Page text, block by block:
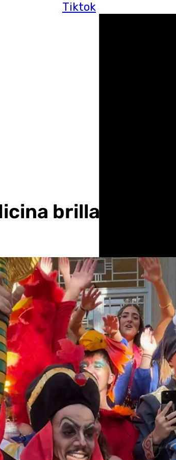
Tiktok
brilla en